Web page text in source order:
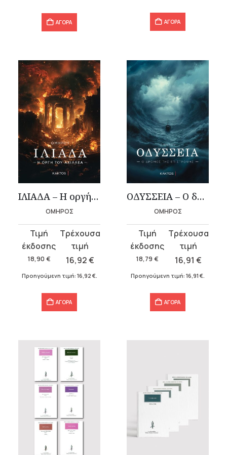
ΑΓΟΡΑ ΑΓΟΡΑ
ΙΛΙΑΔΑ – Η οργή του Αχιλλέα
ΟΜΗΡΟΣ
18,90 €
Original
price
was:
18,90 €.
16,92€
τρέχουσα
τιμή
Προηγούμενη τιμή: 16,92 €.
ΑΓΟΡΑ
OΔΥΣΣΕΙΑ – Ο δρόμος της επιστροφής
ΟΜΗΡΟΣ
18,79 €
Original
price
was:
18,79 €.
16,91 €
τρέχουσα
τιμή
Προηγούμενη τιμή: 16,91 €
ΑΓΟΡΑ